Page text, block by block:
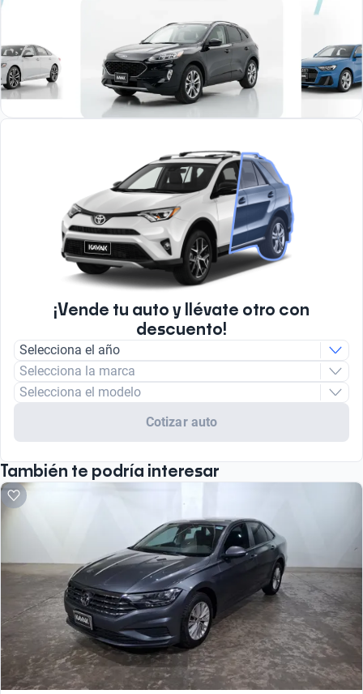
¡Vende tu auto y llévate otro con
descuento!
Selecciona el año
Selecciona la marca
Selecciona el modelo
Cotizar auto
También te podría interesar